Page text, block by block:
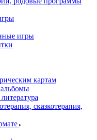
игры
картам
альбомы
сказкотерапия,